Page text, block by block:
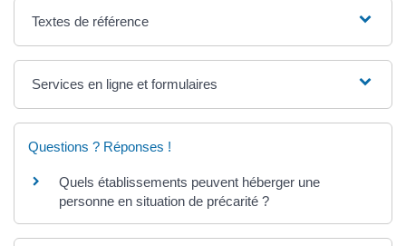
Textes de référence
Services en ligne et formulaires
Questions ? Réponses !
Quels établissements peuvent héberger une
personne en situation de précarité ?